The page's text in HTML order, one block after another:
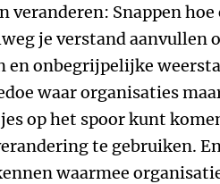
veranderen: Snappen
je verstand aanvullen
en onbegrijpelijke
waar organisaties
op het spoor kunt
te gebruiken.
waarmee